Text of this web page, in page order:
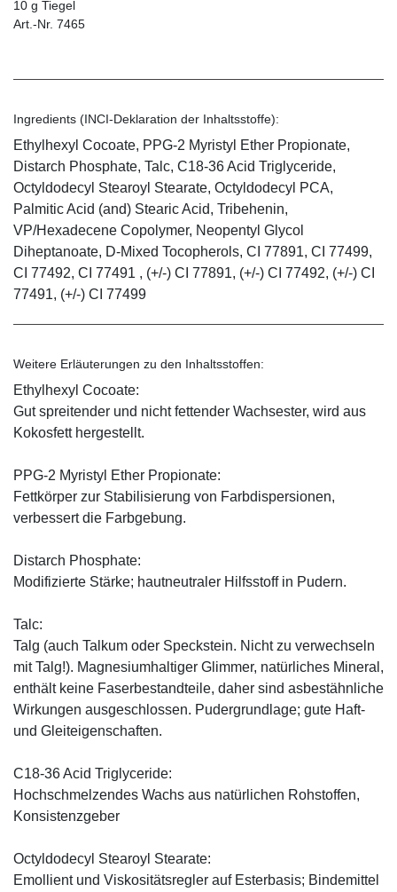
10 g Tiegel
Art.-Nr. 7465
Ingredients (INCI-Deklaration der Inhaltsstoffe):
Ethylhexyl Cocoate, PPG-2 Myristyl Ether Propionate,
Distarch Phosphate, Talc, C18-36 Acid Triglyceride,
Octyldodecyl Stearoyl Stearate, Octyldodecyl PCA,
Palmitic Acid (and) Stearic Acid, Tribehenin,
VP/Hexadecene Copolymer, Neopentyl Glycol
Diheptanoate, D-Mixed Tocopherols, CI 77891, CI 77499,
CI 77492, CI 77491 , (+/-) CI 77891, (+/-) CI 77492, (+/-) CI
77491, (+/-) CI 77499
Weitere Erläuterungen zu den Inhaltsstoffen:
Ethylhexyl Cocoate:
Gut spreitender und nicht fettender Wachsester, wird aus
Kokosfett hergestellt.
PPG-2 Myristyl Ether Propionate:
Fettkörper zur Stabilisierung von Farbdispersionen,
verbessert die Farbgebung.
Distarch Phosphate:
Modifizierte Stärke; hautneutraler Hilfsstoff in Pudern.
Talc:
Talg (auch Talkum oder Speckstein. Nicht zu verwechseln
mit Talg!). Magnesiumhaltiger Glimmer, natürliches Mineral,
enthält keine Faserbestandteile, daher sind asbestähnliche
Wirkungen ausgeschlossen. Pudergrundlage; gute Haft-
und Gleiteigenschaften.
C18-36 Acid Triglyceride:
Hochschmelzendes Wachs aus natürlichen Rohstoffen,
Konsistenzgeber
Octyldodecyl Stearoyl Stearate:
Emollient und Viskositätsregler auf Esterbasis; Bindemittel